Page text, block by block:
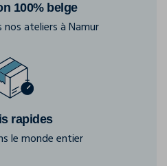
100% belge
nos ateliers à Namur
rapides
le monde entier